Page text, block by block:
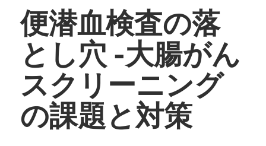
便潜血検査の落
とし穴 -大腸がん
スクリーニング
の課題と対策